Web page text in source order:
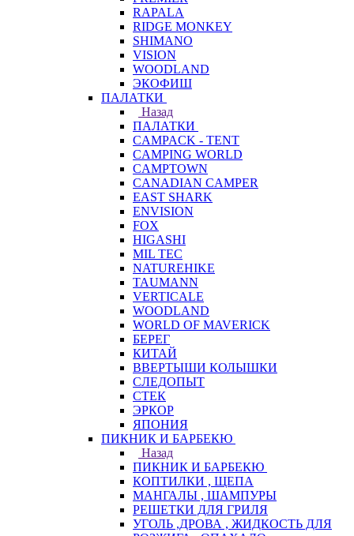
RAPALA
RIDGE MONKEY
SHIMANO
VISION
WOODLAND
ЭКОФИШ
ПАЛАТКИ
Назад
ПАЛАТКИ
CAMPACK - TENT
CAMPING WORLD
CAMPTOWN
CANADIAN CAMPER
EAST SHARK
ENVISION
FOX
HIGASHI
MIL TEC
NATUREHIKE
TAUMANN
VERTICALE
WOODLAND
WORLD OF MAVERICK
БЕРЕГ
КИТАЙ
ВВЕРТЫШИ КОЛЫШКИ
СЛЕДОПЫТ
СТЕК
ЭРКОР
ЯПОНИЯ
ПИКНИК И БАРБЕКЮ
Назад
ПИКНИК И БАРБЕКЮ
КОПТИЛКИ , ЩЕПА
МАНГАЛЫ , ШАМПУРЫ
РЕШЕТКИ ДЛЯ ГРИЛЯ
УГОЛЬ ,ДРОВА , ЖИДКОСТЬ ДЛЯ